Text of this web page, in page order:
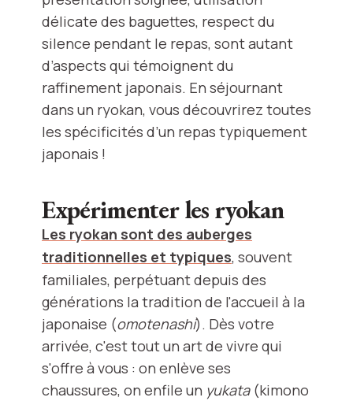
délicate des baguettes, respect du
silence pendant le repas, sont autant
d’aspects qui témoignent du
raffinement japonais. En séjournant
dans un ryokan, vous découvrirez toutes
les spécificités d’un repas typiquement
japonais !
Expérimenter les ryokan
Les ryokan sont des auberges
traditionnelles et typiques, souvent
familiales, perpétuant depuis des
générations la tradition de l'accueil à la
japonaise (omotenashi). Dès votre
arrivée, c'est tout un art de vivre qui
s'offre à vous : on enlève ses
chaussures, on enfile un yukata(kimono